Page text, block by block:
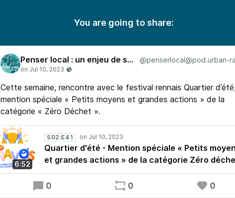
You are going to share:
Penser local : un enjeu de société
Cette semaine, rencontre avec le festival rennais Quartier
mention spéciale « Petits moyens et grandes actions » de la
catégorie « Zéro Déchet ».
6:52
S02:E41
Quartier d'été - Mention spéciale « Petits
et grandes actions » de la catégorie Zéro
0 0 0